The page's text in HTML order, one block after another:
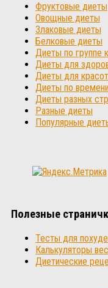
Фруктовые диеты
Овощные диеты
Злаковые диеты
Белковые диеты
Диеты по группе
Диеты для
Диеты для
Диеты по
Диеты разных
Разные диеты
Популярные
Полезные
Тесты для
Калькуляторы
Диетические